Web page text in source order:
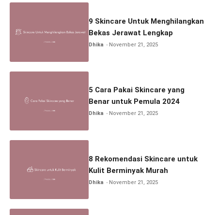
9 Skincare Untuk Menghilangkan
Bekas Jerawat Lengkap
Dhika November 21, 2025
5 Cara Pakai Skincare yang
Benar untuk Pemula 2024
Dhika November 21, 2025
8 Rekomendasi Skincare untuk
Kulit Berminyak Murah
Dhika November 21, 2025